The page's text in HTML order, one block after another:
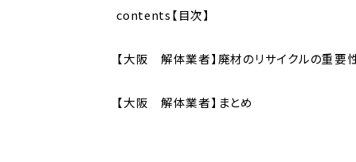
contents【目次】
【大阪 解体業者】廃材のリサイクルの重要
【大阪 解体業者】まとめ